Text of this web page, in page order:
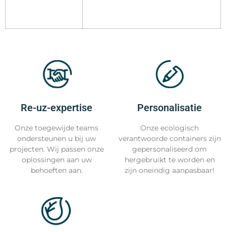
Re-uz-expertise
Onze toegewijde teams
ondersteunen u bij uw
projecten. Wij passen onze
oplossingen aan uw
behoeften aan.
Personalisatie
Onze ecologisch
verantwoorde containers zijn
gepersonaliseerd om
hergebruikt te worden en
zijn oneindig aanpasbaar!